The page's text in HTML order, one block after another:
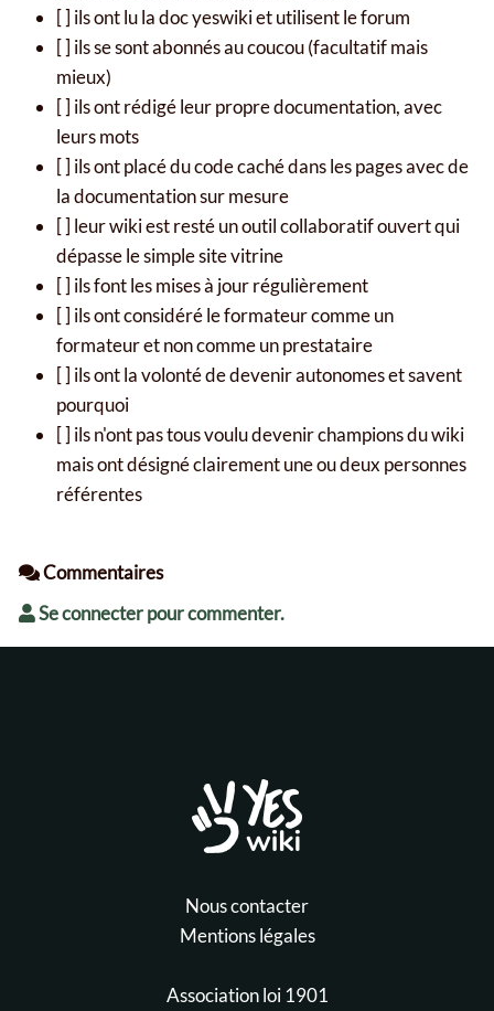
[ ] ils ont lu la doc yeswiki et utilisent le forum
[ ] ils se sont abonnés au coucou (facultatif mais
mieux)
[ ] ils ont rédigé leur propre documentation, avec
leurs mots
[ ] ils ont placé du code caché dans les pages avec de
la documentation sur mesure
[ ] leur wiki est resté un outil collaboratif ouvert qui
dépasse le simple site vitrine
[ ] ils font les mises à jour régulièrement
[ ] ils ont considéré le formateur comme un
formateur et non comme un prestataire
[ ] ils ont la volonté de devenir autonomes et savent
pourquoi
[ ] ils n'ont pas tous voulu devenir champions du wiki
mais ont désigné clairement une ou deux personnes
référentes
Commentaires
Se connecter pour commenter.
Nous contacter
Mentions légales
Association loi 1901